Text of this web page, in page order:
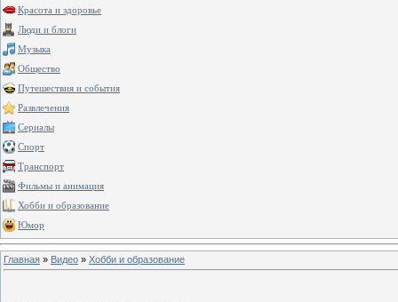
Красота и здоровье
Люди и блоги
Музыка
Общество
Путешествия и события
Развлечения
Сериалы
Спорт
Транспорт
Фильмы и анимация
Хобби и образование
Юмор
Главная » Видео » Хобби и образование